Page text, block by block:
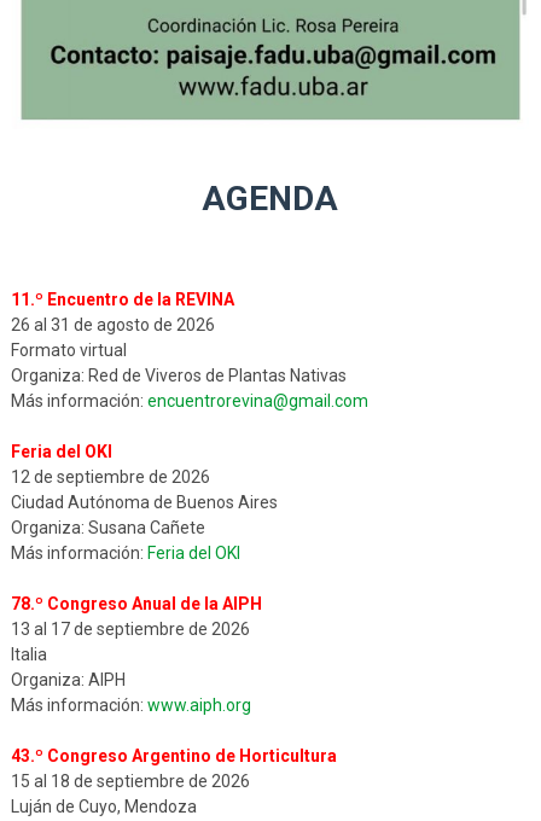
AGENDA
11.º Encuentro de la REVINA
26 al 31 de agosto de 2026
Formato virtual
Organiza: Red de Viveros de Plantas Nativas
Más información: encuentrorevina@gmail.com
Feria del OKI
12 de septiembre de 2026
Ciudad Autónoma de Buenos Aires
Organiza: Susana Cañete
Más información: Feria del OKI
78.º Congreso Anual de la AIPH
13 al 17 de septiembre de 2026
Italia
Organiza: AIPH
Más información: www.aiph.org
43.º Congreso Argentino de Horticultura
15 al 18 de septiembre de 2026
Luján de Cuyo, Mendoza